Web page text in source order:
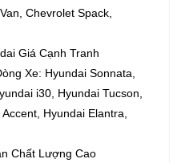
Chevrolet Spack,
Giá Cạnh Tranh
Xe: Hyundai Sonnata,
i30, Hyundai Tucson,
Hyundai Elantra,
Chất Lượng Cao